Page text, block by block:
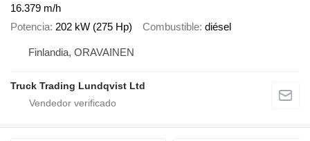
16.379 m/h
Potencia 202 kW (275 Hp) Combustible diésel
Finlandia, ORAVAINEN
Truck Trading Lundqvist Ltd